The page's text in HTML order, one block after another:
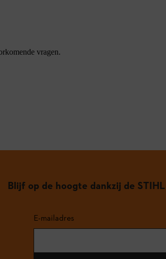
vragen.
Blijf op de hoogte dankzij de
E-mailadres